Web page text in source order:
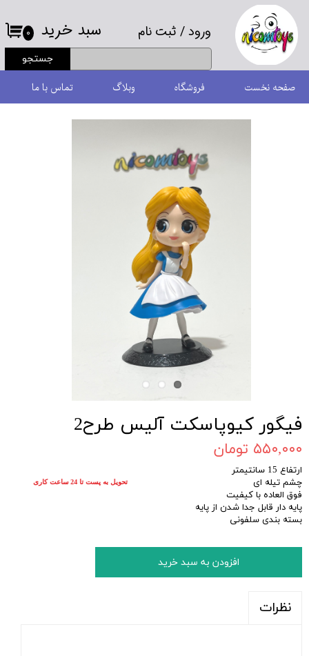
ورود/ ثبت نام
حساب کاربری من
تغییر گذر واژه
سفارشات
جستجو
۰ سبد خرید
صفحه نخست فروشگاه وبلاگ تماس با ما
فیگور کیوپاسکت آلیس طرح2
۵۵۰,۰۰۰ تومان
ارتفاع 15 سانتیمتر
چشم تیله ای
فوق العاده با کیفیت
پایه دار قابل جدا شدن از پایه
بسته بندی سلفونی
افزودن به سبد خرید
نظرات
تحویل به پست تا 24 ساعت کاری